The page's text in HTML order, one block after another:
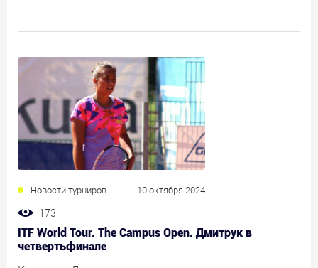
Новости турниров 10 октября 2024
173
ITF World Tour. The Campus Open. Дмитрук в
четвертьфинале